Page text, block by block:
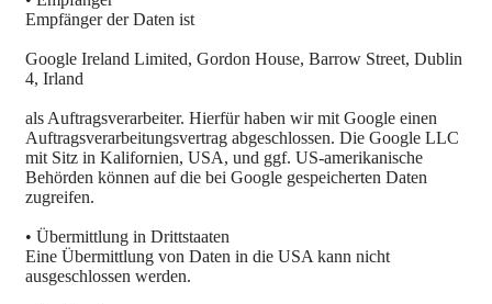
Empfänger der Daten ist
Google Ireland Limited, Gordon House, Barrow Street, Dublin
4, Irland
als Auftragsverarbeiter. Hierfür haben wir mit Google einen
Auftragsverarbeitungsvertrag abgeschlossen. Die Google LLC
mit Sitz in Kalifornien, USA, und ggf. US-amerikanische
Behörden können auf die bei Google gespeicherten Daten
zugreifen.
• Übermittlung in Drittstaaten
Eine Übermittlung von Daten in die USA kann nicht
ausgeschlossen werden.